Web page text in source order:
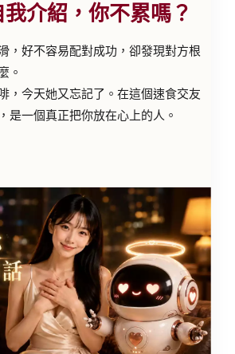
介紹，你不累嗎？
，好不容易配對成功，卻發現對方根
。
，今天她又忘記了。在這個速食交友
是一個真正把你放在心上的人。